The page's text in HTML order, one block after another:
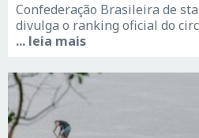
Confederação Brasileira de
divulga o ranking oficial do
... leia mais